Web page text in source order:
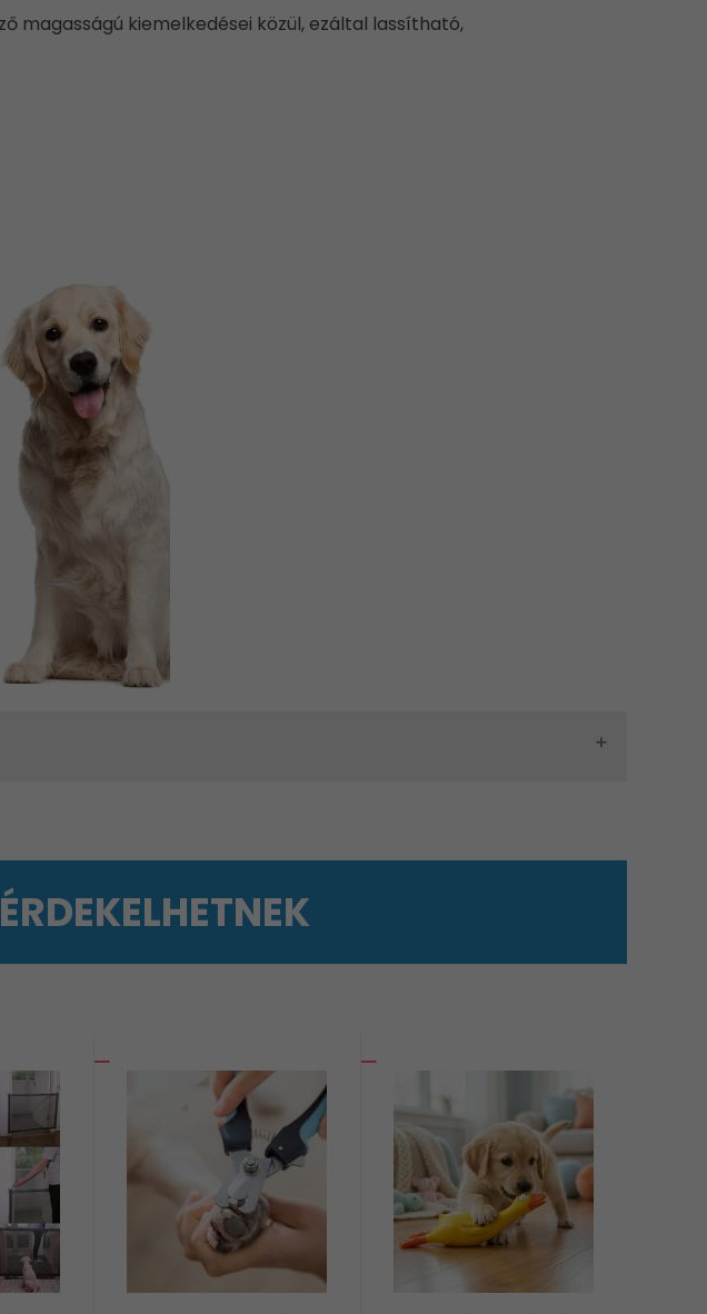
magasságú kiemelkedései közül, ezáltal lassítható,